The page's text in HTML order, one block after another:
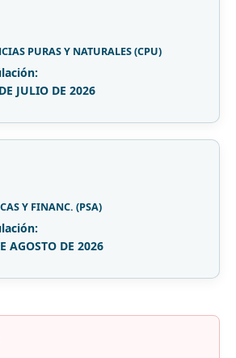
PURAS Y NATURALES (CPU)
JULIO DE 2026
Y FINANC. (PSA)
AGOSTO DE 2026